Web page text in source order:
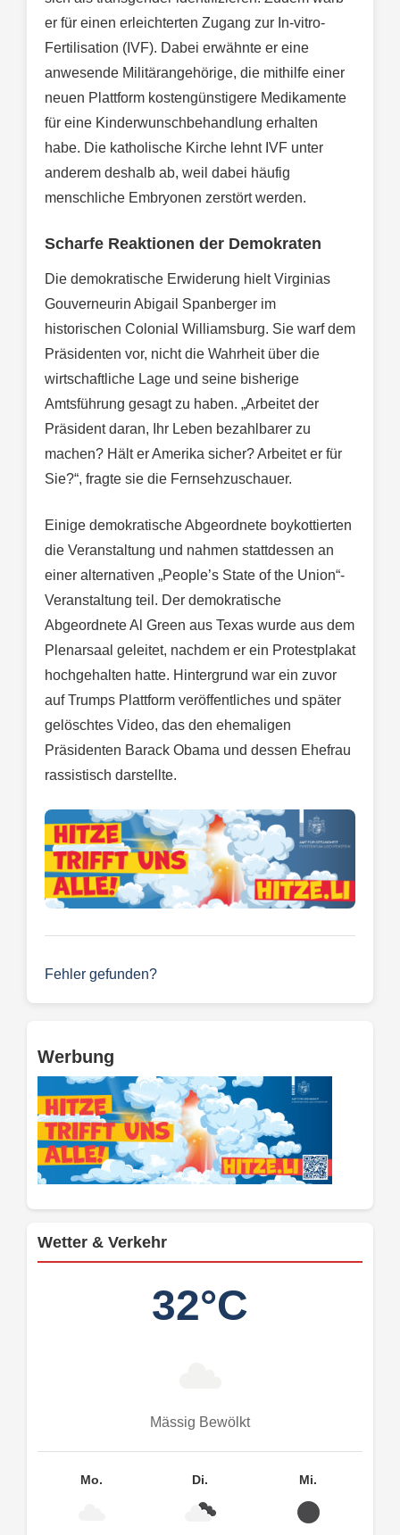
er für einen erleichterten Zugang zur In-vitro-
Fertilisation (IVF). Dabei erwähnte er eine
anwesende Militärangehörige, die mithilfe einer
neuen Plattform kostengünstigere Medikamente
für eine Kinderwunschbehandlung erhalten
habe. Die katholische Kirche lehnt IVF unter
anderem deshalb ab, weil dabei häufig
menschliche Embryonen zerstört werden.
Scharfe Reaktionen der Demokraten
Die demokratische Erwiderung hielt Virginias
Gouverneurin Abigail Spanberger im
historischen Colonial Williamsburg. Sie warf dem
Präsidenten vor, nicht die Wahrheit über die
wirtschaftliche Lage und seine bisherige
Amtsführung gesagt zu haben. „Arbeitet der
Präsident daran, Ihr Leben bezahlbarer zu
machen? Hält er Amerika sicher? Arbeitet er für
Sie?“, fragte sie die Fernsehzuschauer.
Einige demokratische Abgeordnete boykottierten
die Veranstaltung und nahmen stattdessen an
einer alternativen „People’s State of the Union“-
Veranstaltung teil. Der demokratische
Abgeordnete Al Green aus Texas wurde aus dem
Plenarsaal geleitet, nachdem er ein Protestplakat
hochgehalten hatte. Hintergrund war ein zuvor
auf Trumps Plattform veröffentliches und später
gelöschtes Video, das den ehemaligen
Präsidenten Barack Obama und dessen Ehefrau
rassistisch darstellte.
Fehler gefunden?
Werbung
Wetter & Verkehr
32°C
Mässig Bewölkt
Mo. Di. Mi.